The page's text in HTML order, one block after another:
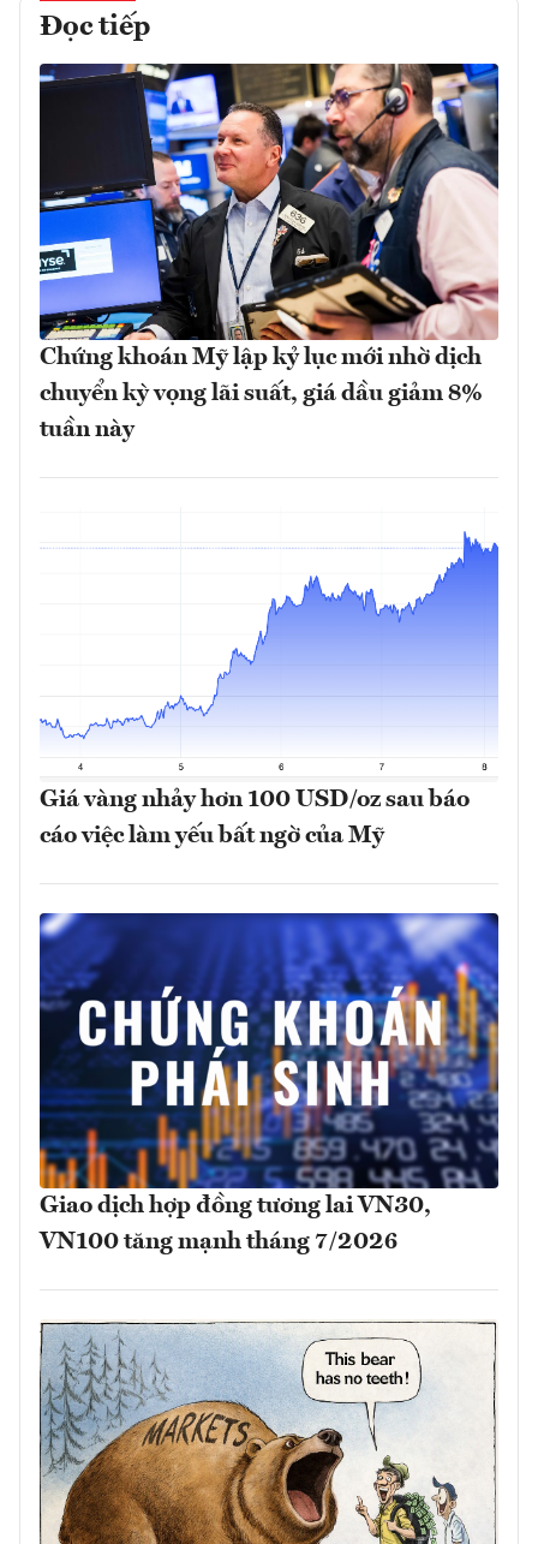
Đọc tiếp
Chứng khoán Mỹ lập kỷ lục mới nhờ dịch
chuyển kỳ vọng lãi suất, giá dầu giảm 8%
tuần này
Giá vàng nhảy hơn 100 USD/oz sau báo
cáo việc làm yếu bất ngờ của Mỹ
Giao dịch hợp đồng tương lai VN30,
VN100 tăng mạnh tháng 7/2026